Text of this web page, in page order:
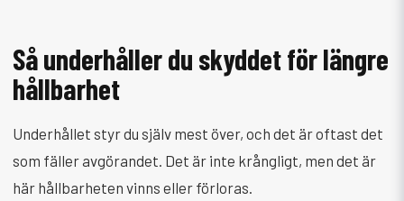
Så underhåller du skyddet för längre
hållbarhet
Underhållet styr du själv mest över, och det är oftast det
som fäller avgörandet. Det är inte krångligt, men det är
här hållbarheten vinns eller förloras.